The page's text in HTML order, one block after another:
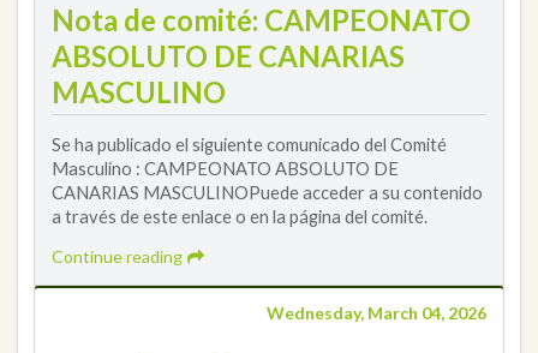
Nota de comité: CAMPEONATO
ABSOLUTO DE CANARIAS
MASCULINO
Se ha publicado el siguiente comunicado del Comité
Masculino : CAMPEONATO ABSOLUTO DE
CANARIAS MASCULINOPuede acceder a su contenido
a través de este enlace o en la página del comité.
Continue reading
Wednesday, March 04, 2026